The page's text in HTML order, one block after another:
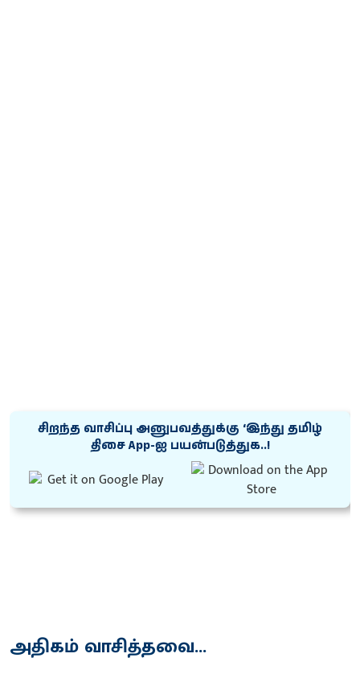
சிறந்த வாசிப்பு அனுபவத்துக்கு ‘இந்து தமிழ்
திசை App-ஐ பயன்படுத்துக..!
அதிகம் வாசித்தவை...